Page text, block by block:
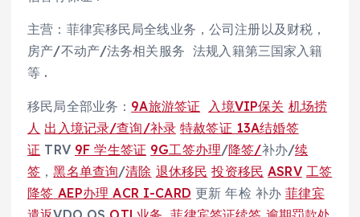
主营：菲律宾移民局全线业务，公司注册以及财税，
房产/不动产/法务相关服务 法规入籍第三国家入籍
等 .
移民局全部业务： 9A旅游签证 入境VIP保关 机场捞
人 出入境记录/查询/补录 特赦签证 13A结婚签
证 TRV 9F 学生签证 9G工签办理/降签/补办/续
签 ，黑名单查询/清除 退休移民 投资移民 ASRV 工签
降签 AEP办理ACR I-CARD 更新 年检 补办菲律宾